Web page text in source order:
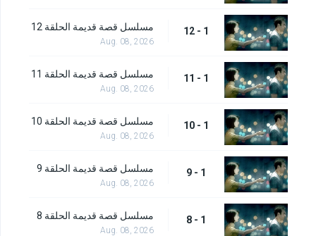
1 - 12 مسلسل قصة قديمة الحلقة 12
Aug. 08, 2026
1 - 11 مسلسل قصة قديمة الحلقة 11
Aug. 08, 2026
1 - 10 مسلسل قصة قديمة الحلقة 10
Aug. 08, 2026
1 - 9 مسلسل قصة قديمة الحلقة 9
Aug. 08, 2026
1 - 8 مسلسل قصة قديمة الحلقة 8
Aug. 08, 2026